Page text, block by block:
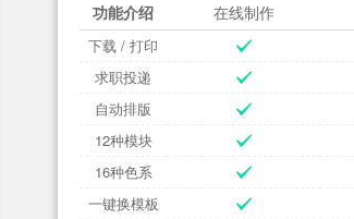
功能介绍 在线制作
下载 / 打印
求职投递
自动排版
12种模块
16种色系
一键换模板